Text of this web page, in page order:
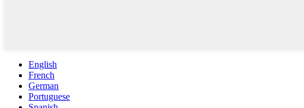
English
French
German
Portuguese